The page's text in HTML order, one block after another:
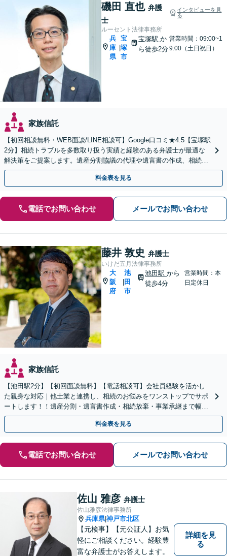
磯田 直也 弁護
士
インタビューを見
る
ルーセント法律事務所
兵
庫
県
|
宝
塚
市
宝塚駅か
ら徒歩2分
営業時間：09:00~1
9:00（土日祝日）
家族信託
【初回相談無料・WEB面談/LINE相談可】Google口コミ★4.5【宝塚駅
2分】相続トラブルを多数取り扱う実績と経験のある弁護士が最適な
解決策をご提案します。遺産分割協議の代理や遺言書の作成、相続放
棄はお任せください【地域密着】
料金表を見る
電話でお問い合わせ メールでお問い合わせ
藤井 敦史 弁護士
いけだ五月法律事務所
大
阪
府
池
田
市
池田駅から
徒歩4分
営業時間：本
日定休日
家族信託
【池田駅2分】【初回面談無料】【電話相談可】会社員経験を活かし
た親身な対応｜他士業と連携し、相続のお悩みをワンストップでサポ
ートします！！遺産分割・遺言書作成・相続放棄・事業承継まで幅広
く対応【休日・夜間対応可】
料金表を見る
電話でお問い合わせ メールでお問い合わせ
佐山 雅彦 弁護士
佐山雅彦法律事務所
兵庫県|神戸市北区
【元検事】【元公証人】お気
軽にご相談ください。経験豊
富な弁護士がお答えします。
詳細を見
る